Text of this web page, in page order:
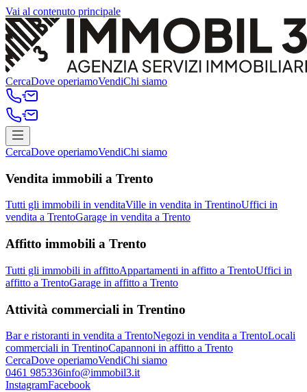
Vai al contenuto principale
CercaDove operiamoVendiChi siamo
CercaDove operiamoVendiChi siamo
Vendita immobili a Trento
Tutti gli immobili in venditaVille in vendita in TrentinoUffici in
vendita a TrentoGarage in vendita a Trento
Affitto immobili a Trento
Tutti gli immobili in affittoAppartamenti in affitto a TrentoUffici in
affitto a TrentoGarage in affitto a Trento
Attività commerciali in Trentino
Bar e ristoranti in vendita a TrentoNegozi in vendita a TrentoLocali
commerciali in TrentinoCapannoni in affitto a Trento
CercaDove operiamoVendiChi siamo
0461 985336info@immobil3.it
InstagramFacebook